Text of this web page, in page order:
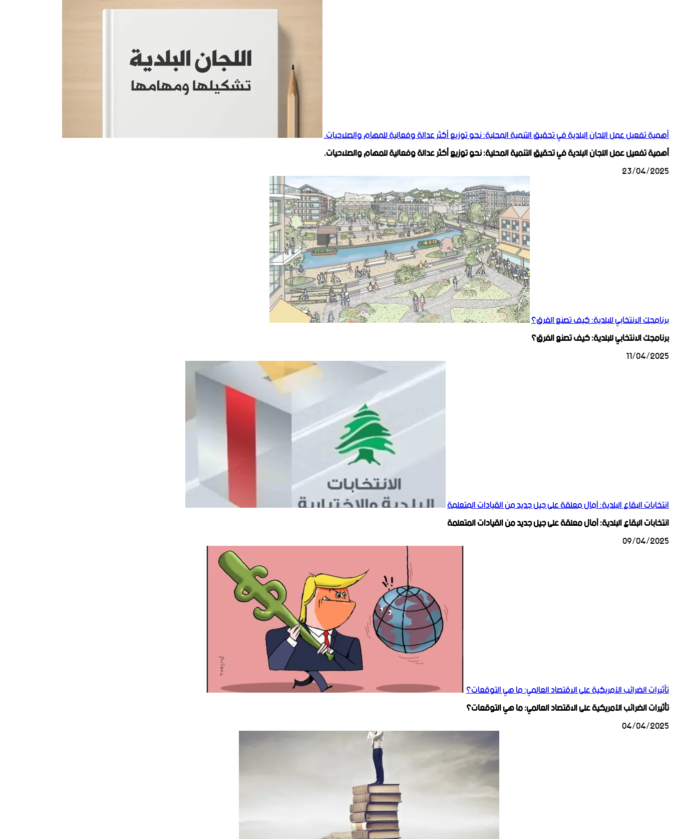
أهمية تفعيل عمل اللجان البلدية في تحقيق التنمية المحلية: نحو توزيع أكثر عدالة وفعالية للمهام والصلاحيات.
أهمية تفعيل عمل اللجان البلدية في تحقيق التنمية المحلية: نحو توزيع أكثر عدالة وفعالية للمهام والصلاحيات.
23/04/2025
برنامجك الانتخابي للبلدية: كيف تصنع الفرق؟
برنامجك الانتخابي للبلدية: كيف تصنع الفرق؟
11/04/2025
انتخابات البقاع البلدية: آمال معلقة على جيل جديد من القيادات المتعلمة
انتخابات البقاع البلدية: آمال معلقة على جيل جديد من القيادات المتعلمة
09/04/2025
تأثيرات الضرائب الأمريكية على الاقتصاد العالمي: ما هي التوقعات؟
تأثيرات الضرائب الأمريكية على الاقتصاد العالمي: ما هي التوقعات؟
04/04/2025